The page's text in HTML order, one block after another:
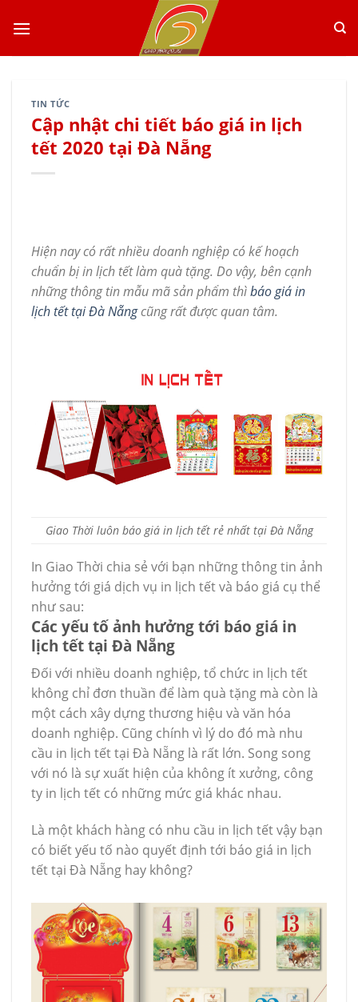
TIN TỨC
Cập nhật chi tiết báo giá in lịch
tết 2020 tại Đà Nẵng
Hiện nay có rất nhiều doanh nghiệp có kế hoạch
chuẩn bị in lịch tết làm quà tặng. Do vậy, bên cạnh
những thông tin mẫu mã sản phẩm thìbáo giá in
lịch tết tại Đà Nẵngcũng rất được quan tâm.
Giao Thời luôn báo giá in lịch tết rẻ nhất tại Đà Nẵng
In Giao Thời chia sẻ với bạn những thông tin ảnh
hưởng tới giá dịch vụ in lịch tết và báo giá cụ thể
như sau:
Các yếu tố ảnh hưởng tới báo giá in
lịch tết tại Đà Nẵng
Đối với nhiều doanh nghiệp, tổ chức in lịch tết
không chỉ đơn thuần để làm quà tặng mà còn là
một cách xây dựng thương hiệu và văn hóa
doanh nghiệp. Cũng chính vì lý do đó mà nhu
cầu in lịch tết tại Đà Nẵng là rất lớn. Song song
với nó là sự xuất hiện của không ít xưởng, công
ty in lịch tết có những mức giá khác nhau.
Là một khách hàng có nhu cầu in lịch tết vậy bạn
có biết yếu tố nào quyết định tới báo giá in lịch
tết tại Đà Nẵng hay không?